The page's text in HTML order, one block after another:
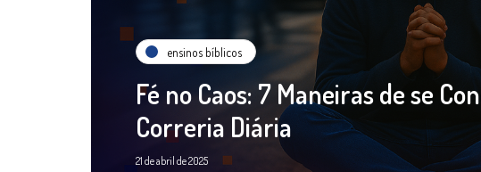
ensinos bíblicos
Fé no Caos: 7 Maneiras de se
Correria Diária
21 de abril de 2025